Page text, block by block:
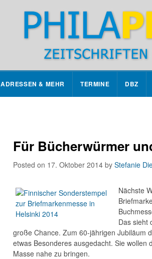
ADRESSEN & MEHR TERMINE DBZ
Für Bücherwürmer
Posted on 17. Oktober 2014 by Stefanie
Nächste
Das sieht
große Chance. Zum 60-jährigen Jubiläum
etwas Besonderes ausgedacht. Sie wollen
Masse nahe zu bringen.